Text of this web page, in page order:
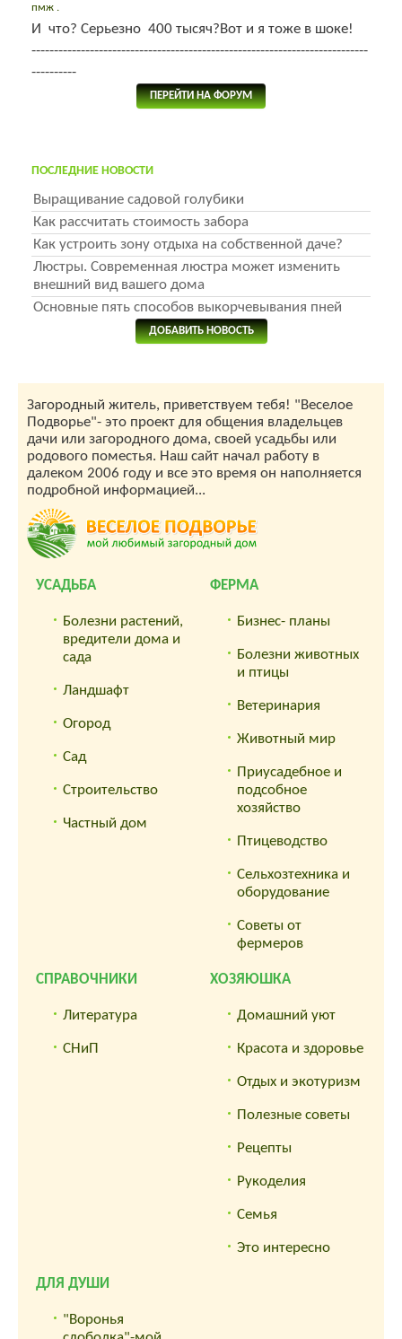
пмж .
И что? Серьезно 400 тысяч?Вот и я тоже в шоке!
---------------------------------------------------------------------------
----------
ПЕРЕЙТИ НА ФОРУМ
ПОСЛЕДНИЕ НОВОСТИ
Выращивание садовой голубики
Как рассчитать стоимость забора
Как устроить зону отдыха на собственной даче?
Люстры. Современная люстра может изменить
внешний вид вашего дома
Основные пять способов выкорчевывания пней
ДОБАВИТЬ НОВОСТЬ
Загородный житель, приветствуем тебя! "Веселое
Подворье"- это проект для общения владельцев
дачи или загородного дома, своей усадьбы или
родового поместья. Наш сайт начал работу в
далеком 2006 году и все это время он наполняется
подробной информацией...
УСАДЬБА
Болезни растений,
вредители дома и
сада
Ландшафт
Огород
Сад
Строительство
Частный дом
ФЕРМА
Бизнес- планы
Болезни животных
и птицы
Ветеринария
Животный мир
Приусадебное и
подсобное
хозяйство
Птицеводство
Сельхозтехника и
оборудование
Советы от
фермеров
СПРАВОЧНИКИ
Литература
СНиП
ХОЗЯЮШКА
Домашний уют
Красота и здоровье
Отдых и экотуризм
Полезные советы
Рецепты
Рукоделия
Семья
Это интересно
ДЛЯ ДУШИ
"Воронья